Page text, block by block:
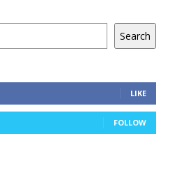
Search
LIKE
FOLLOW